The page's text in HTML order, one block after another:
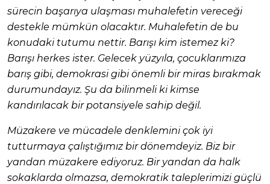
sürecin başarıya ulaşması muhalefetin vereceği
destekle mümkün olacaktır. Muhalefetin de bu
konudaki tutumu nettir. Barışı kim istemez ki?
Barışı herkes ister. Gelecek yüzyıla, çocuklarımıza
barış gibi, demokrasi gibi önemli bir miras bırakmak
durumundayız. Şu da bilinmeli ki kimse
kandırılacak bir potansiyele sahip değil.
Müzakere ve mücadele denklemini çok iyi
tutturmaya çalıştığımız bir dönemdeyiz. Biz bir
yandan müzakere ediyoruz. Bir yandan da halk
sokaklarda olmazsa, demokratik taleplerimizi güçlü